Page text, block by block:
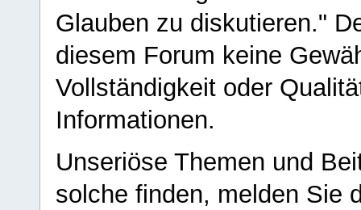
Glauben zu diskutieren."
diesem Forum keine
Vollständigkeit oder
Informationen.
Unseriöse Themen und
solche finden, melden Sie